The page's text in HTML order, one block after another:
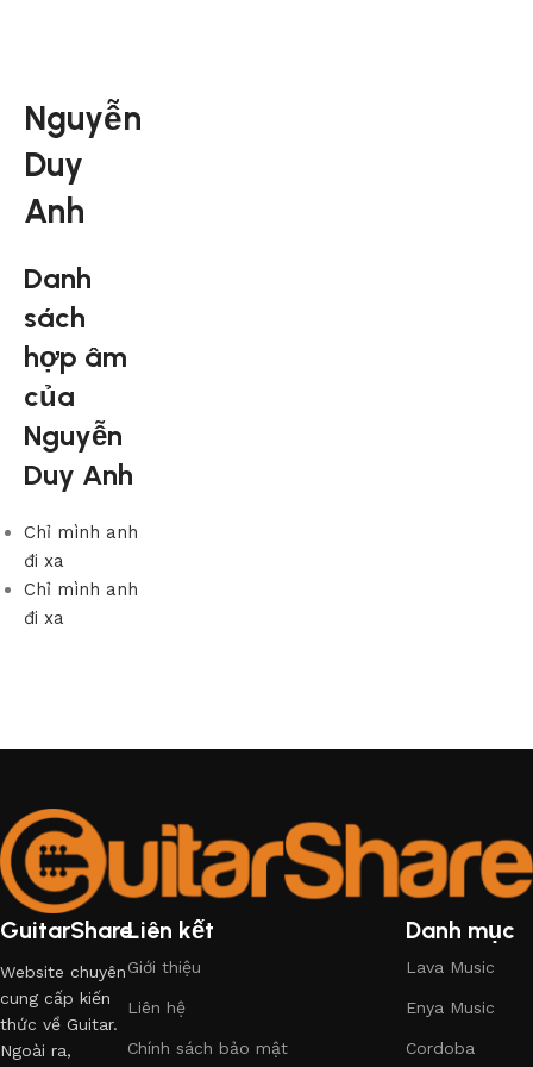
Nguyễn
Duy
Anh
Danh
sách
hợp âm
của
Nguyễn
Duy Anh
Chỉ mình anh
đi xa
Chỉ mình anh
đi xa
GuitarShare
Website chuyên
cung cấp kiến
thức về Guitar.
Ngoài ra,
Liên kết
Giới thiệu
Liên hệ
Chính sách bảo mật
Danh mục
Lava Music
Enya Music
Cordoba